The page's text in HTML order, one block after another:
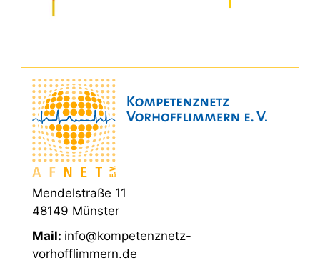
Mendelstraße 11
48149 Münster
Mail: info@kompetenznetz-
vorhofflimmern.de